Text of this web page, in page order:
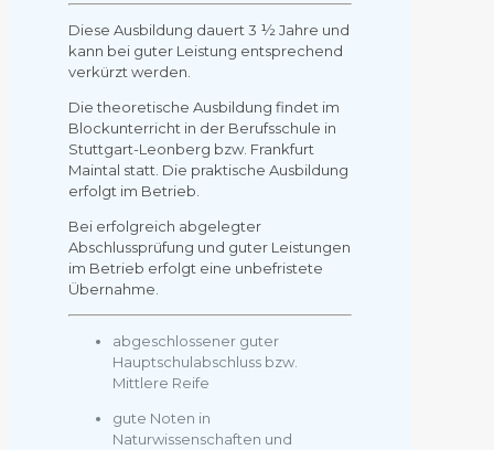
Diese Ausbildung dauert 3 ½ Jahre und
kann bei guter Leistung entsprechend
verkürzt werden.
Die theoretische Ausbildung findet im
Blockunterricht in der Berufsschule in
Stuttgart-Leonberg bzw. Frankfurt
Maintal statt. Die praktische Ausbildung
erfolgt im Betrieb.
Bei erfolgreich abgelegter
Abschlussprüfung und guter Leistungen
im Betrieb erfolgt eine unbefristete
Übernahme.
abgeschlossener guter
Hauptschulabschluss bzw.
Mittlere Reife
gute Noten in
Naturwissenschaften und